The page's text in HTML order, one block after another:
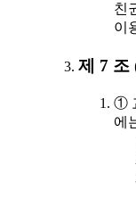
친
이
제 7 조
①
에